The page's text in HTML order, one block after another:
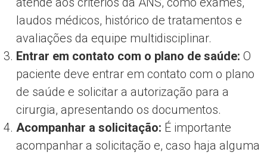
laudos médicos, histórico de tratamentos e
avaliações da equipe multidisciplinar.
Entrar em contato com o plano de saúde: O
paciente deve entrar em contato com o plano
de saúde e solicitar a autorização para a
cirurgia, apresentando os documentos.
Acompanhar a solicitação: É importante
acompanhar a solicitação e, caso haja alguma